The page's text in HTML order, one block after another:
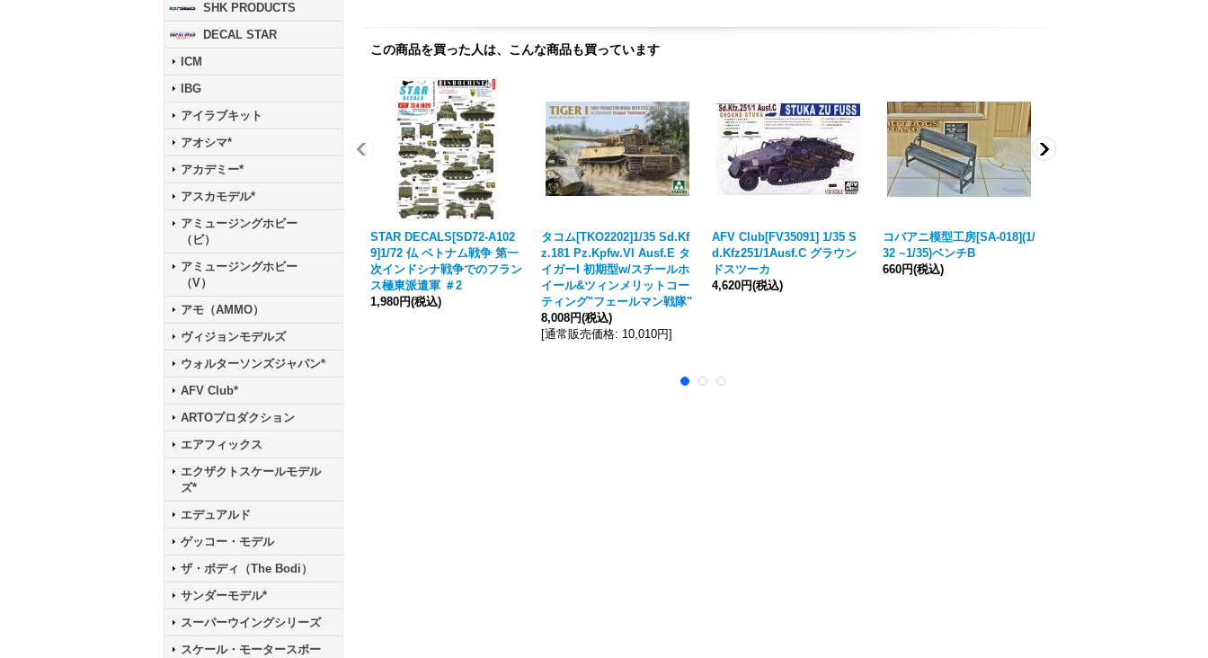
SHK PRODUCTS
DECAL STAR
ICM
IBG
アイラブキット
アオシマ*
アカデミー*
アスカモデル*
アミュージングホビー
（ビ）
アミュージングホビー
（V）
アモ（AMMO）
ヴィジョンモデルズ
ウォルターソンズジャパン*
AFV Club*
ARTOプロダクション
エアフィックス
エクザクトスケールモデル
ズ*
エデュアルド
ゲッコー・モデル
ザ・ボディ（The Bodi）
サンダーモデル*
スーパーウイングシリーズ
スケール・モータースポー
この商品を買った人は、こんな商品も買っています
STAR DECALS[SD72-A102
9]1/72 仏 ベトナム戦争 第一
次インドシナ戦争でのフラン
ス極東派遣軍 ＃2
1,980円(税込)
タコム[TKO2202]1/35 Sd.Kf
z.181 Pz.Kpfw.VI Ausf.E タ
イガーI 初期型w/スチールホ
イール&ツィンメリットコー
ティング"フェールマン戦隊"
8,008円(税込)
[通常販売価格: 10,010円]
AFV Club[FV35091] 1/35 S
d.Kfz251/1Ausf.C グラウン
ドスツーカ
4,620円(税込)
コバアニ模型工房[SA-018](1/
32 ~1/35)ベンチB
660円(税込)